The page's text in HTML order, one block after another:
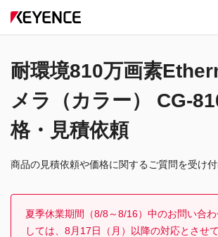
耐環境810万画素
メラ（カラー） CG-
格・見積依頼
商品の見積依頼や価格に関するご質問を受け付
夏季休業期間（8/8～8/16）中のお問い合わ
しては、8月17日（月）以降の対応とさせ